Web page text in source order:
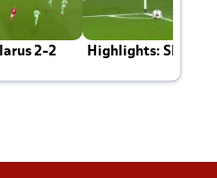
2-2 Highlights: